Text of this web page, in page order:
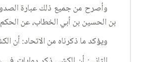
وأصرح من جميع ذلك عبارة
بن الحسين بن أبي الخطاب، عن
ويؤكد ما ذكرناه من الاتحاد: أن